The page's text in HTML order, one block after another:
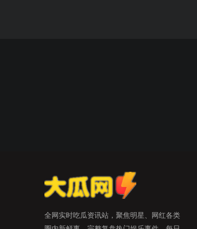
全网实时吃瓜资讯站，聚焦明星、网红各类